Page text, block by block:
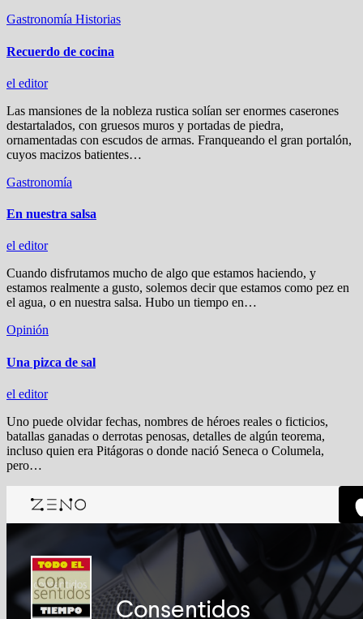
Gastronomía Historias
Recuerdo de cocina
el editor
Las mansiones de la nobleza rustica solían ser enormes caserones
destartalados, con gruesos muros y portadas de piedra,
ornamentadas con escudos de armas. Franqueando el gran portalón,
cuyos macizos batientes…
Gastronomía
En nuestra salsa
el editor
Cuando disfrutamos mucho de algo que estamos haciendo, y
estamos realmente a gusto, solemos decir que estamos como pez en
el agua, o en nuestra salsa. Hubo un tiempo en…
Opinión
Una pizca de sal
el editor
Uno puede olvidar fechas, nombres de héroes reales o ficticios,
batallas ganadas o derrotas penosas, detalles de algún teorema,
incluso quien era Pitágoras o donde nació Seneca o Columela,
pero…